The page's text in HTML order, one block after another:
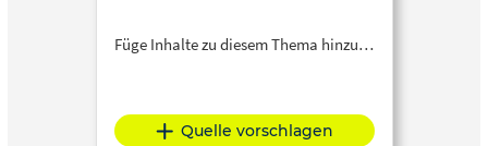
Füge Inhalte zu diesem Thema hinzu…
Quelle vorschlagen